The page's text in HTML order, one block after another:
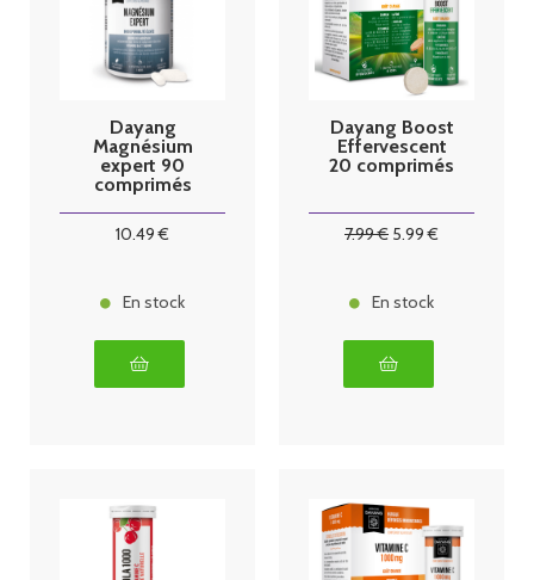
Dayang
Magnésium
expert 90
comprimés
10.49 €
En stock
Dayang Boost
Effervescent
20 comprimés
7.99€ 5.99 €
En stock